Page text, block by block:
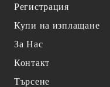
Регистрация
Купи на изплащане
За Нас
Контакт
Търсене